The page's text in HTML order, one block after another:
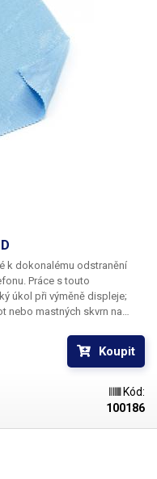
k dokonalému odstranění
Práce s touto
úkol při výměně displeje;
nebo mastných skvrn na
povrchů od prachu a
části housingu telefonu před
Koupit
Kód:
100186